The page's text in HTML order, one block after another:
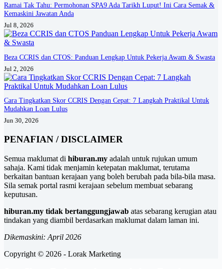
Ramai Tak Tahu: Permohonan SPA9 Ada Tarikh Luput! Ini Cara Semak &
Kemaskini Jawatan Anda
Jul 8, 2026
Beza CCRIS dan CTOS: Panduan Lengkap Untuk Pekerja Awam & Swasta
Jul 2, 2026
Cara Tingkatkan Skor CCRIS Dengan Cepat: 7 Langkah Praktikal Untuk
Mudahkan Loan Lulus
Jun 30, 2026
PENAFIAN / DISCLAIMER
Semua maklumat di hiburan.my adalah untuk rujukan umum
sahaja. Kami tidak menjamin ketepatan maklumat, terutama
berkaitan bantuan kerajaan yang boleh berubah pada bila-bila masa.
Sila semak portal rasmi kerajaan sebelum membuat sebarang
keputusan.
hiburan.my tidak bertanggungjawab atas sebarang kerugian atau
tindakan yang diambil berdasarkan maklumat dalam laman ini.
Dikemaskini: April 2026
Copyright © 2026 - Lorak Marketing